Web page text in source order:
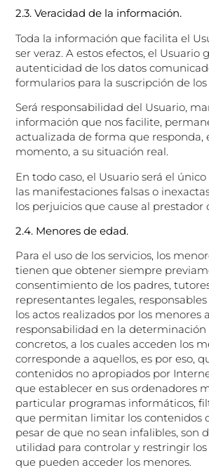
2.3. Veracidad de la información.
Toda la información que facilita el
ser veraz. A estos efectos, el Usuario
autenticidad de los datos
formularios para la suscripción de los
Será responsabilidad del Usuario,
información que nos facilite,
actualizada de forma que responda,
momento, a su situación real.
En todo caso, el Usuario será el
las manifestaciones falsas o
los perjuicios que cause al prestador
2.4. Menores de edad.
Para el uso de los servicios, los
tienen que obtener siempre
consentimiento de los padres,
representantes legales,
los actos realizados por los menores
responsabilidad en la determinación
concretos, a los cuales acceden los
corresponde a aquellos, es por eso,
contenidos no apropiados por
que establecer en sus ordenadores
particular programas informáticos,
que permitan limitar los contenidos
pesar de que no sean infalibles, son
utilidad para controlar y restringir
que pueden acceder los menores.